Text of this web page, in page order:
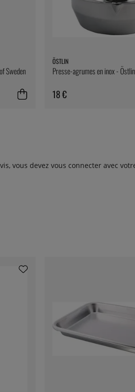
Sweden
ÖSTLIN
Presse-agrumes en inox - Östlin
18 €
vous devez vous connecter avec